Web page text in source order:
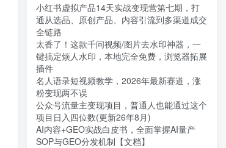
小红书虚拟产品14天实战变现营第七期，打
通从选品、原创产品、内容引流到多渠道成交
全链路
太香了！这款千问视频/图片去水印神器，一
键搞定烦人水印，本地完全免费，浏览器拓展
插件
名人语录短视频教学，2026年最新赛道，涨
粉变现两不误
公众号流量主变现项目，普通人也能通过这个
项目日入四位数(更新26年8月)
AI内容+GEO实战白皮书，全面掌握AI量产
SOP与GEO分发机制【文档】